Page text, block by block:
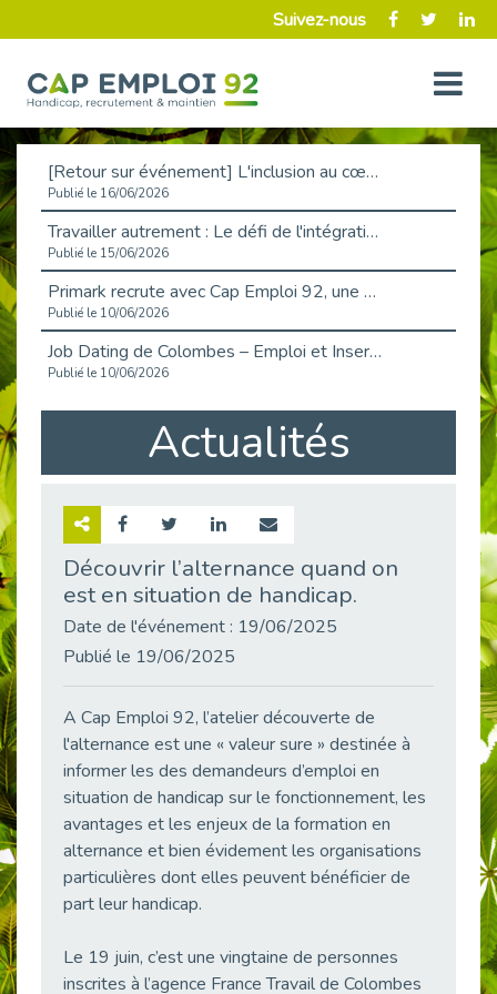
Suivez-nous
[Retour sur événement] L'inclusion au cœur de la Place de l'Emploi à La Défense !
Publié le 16/06/2026
Travailler autrement : Le défi de l'intégration des maladies chroniques en entreprise
Publié le 15/06/2026
Primark recrute avec Cap Emploi 92, une matinée couronnée de succès !
Publié le 10/06/2026
Job Dating de Colombes – Emploi et Insertion
Publié le 10/06/2026
Aborder l'entretien et la situation de handicap en toute confiance
Publié le 09/06/2026
Retour sur l’atelier « Optimiser sa recherche d’emploi »
« Confiance en soi et acceptation du handicap » : un levier puissant vers l’emploi
Handicap et emploi : une matinée pour briser les tabous
Publié le 21/05/2026
L’alternance : un levier stratégique pour recruter et inclure durablement
Publié le 18/05/2026
Fibromyalgie : Quand la douleur invisible s’invite au bureau
Publié le 12/05/2026
CAP EMPLOI 92 : L’inclusion portée à son sommet, bien au-delà des quotas
Publié le 12/05/2026
Actualités
Découvrir l’alternance quand on
est en situation de handicap.
Date de l'événement : 19/06/2025
Publié le 19/06/2025
A Cap Emploi 92, l’atelier découverte de
l'alternance est une « valeur sure » destinée à
informer les des demandeurs d’emploi en
situation de handicap sur le fonctionnement, les
avantages et les enjeux de la formation en
alternance et bien évidement les organisations
particulières dont elles peuvent bénéficier de
part leur handicap.
Le 19 juin, c’est une vingtaine de personnes
inscrites à l’agence France Travail de Colombes